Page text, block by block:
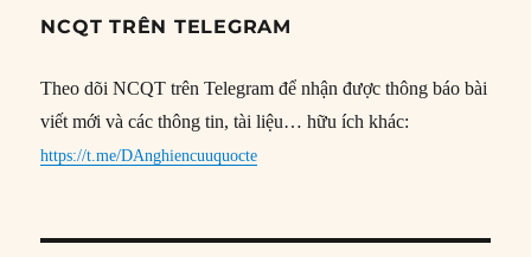
NCQT TRÊN TELEGRAM
Theo dõi NCQT trên Telegram để nhận được thông báo bài
viết mới và các thông tin, tài liệu… hữu ích khác:
https://t.me/DAnghiencuuquocte